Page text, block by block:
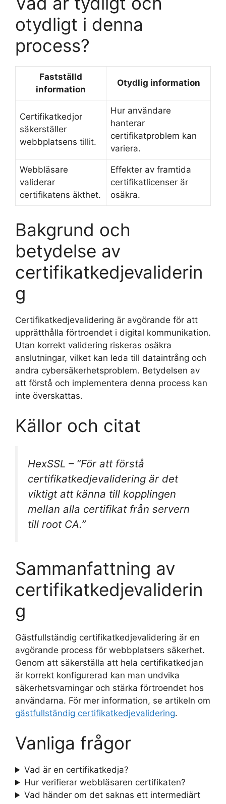
otydligt i denna
process?
Fastställd
information
Otydlig information
Certifikatkedjor
säkerställer
webbplatsens tillit.
Hur användare
hanterar
certifikatproblem kan
variera.
Webbläsare
validerar
certifikatens äkthet.
Effekter av framtida
certifikatlicenser är
osäkra.
Bakgrund och
betydelse av
certifikatkedjevaliderin
g
Certifikatkedjevalidering är avgörande för att
upprätthålla förtroendet i digital kommunikation.
Utan korrekt validering riskeras osäkra
anslutningar, vilket kan leda till dataintrång och
andra cybersäkerhetsproblem. Betydelsen av
att förstå och implementera denna process kan
inte överskattas.
Källor och citat
HexSSL – ”För att förstå
certifikatkedjevalidering är det
viktigt att känna till kopplingen
mellan alla certifikat från servern
till root CA.”
Sammanfattning av
certifikatkedjevaliderin
g
Gästfullständig certifikatkedjevalidering är en
avgörande process för webbplatsers säkerhet.
Genom att säkerställa att hela certifikatkedjan
är korrekt konfigurerad kan man undvika
säkerhetsvarningar och stärka förtroendet hos
användarna. För mer information, se artikeln om
gästfullständig certifikatkedjevalidering.
Vanliga frågor
Vad är en certifikatkedja?
Hur verifierar webbläsaren certifikaten?
Vad händer om det saknas ett intermediärt